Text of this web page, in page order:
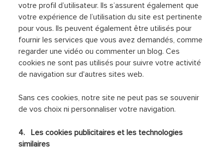
votre profil d’utilisateur. Ils s’assurent également que
votre expérience de l’utilisation du site est pertinente
pour vous. Ils peuvent également être utilisés pour
fournir les services que vous avez demandés, comme
regarder une vidéo ou commenter un blog. Ces
cookies ne sont pas utilisés pour suivre votre activité
de navigation sur d'autres sites web.
Sans ces cookies, notre site ne peut pas se souvenir
de vos choix ni personnaliser votre navigation.
4. Les cookies publicitaires et les technologies
similaires